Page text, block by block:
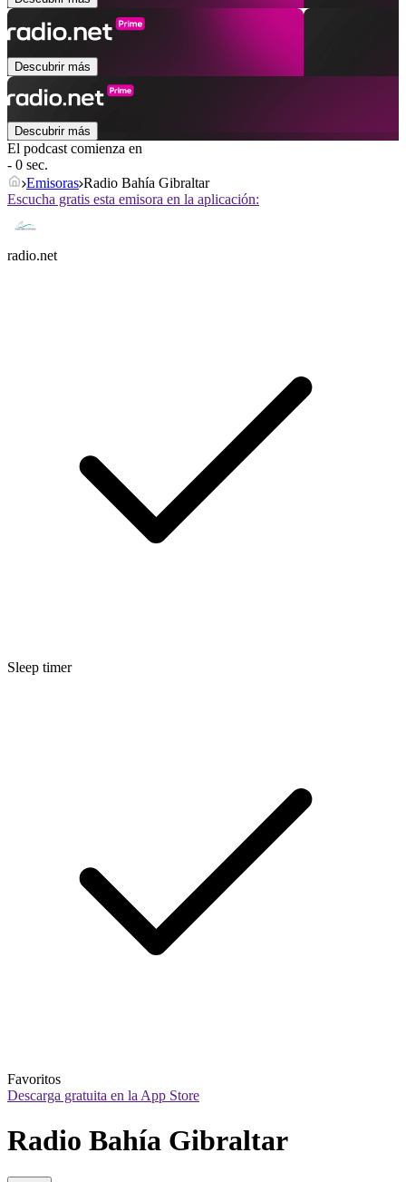
Descubrir más
Descubrir más
El podcast comienza en
- 0 sec.
Emisoras Radio Bahía Gibraltar
Escucha gratis esta emisora en la aplicación:
radio.net
Sleep timer
Favoritos
Descarga gratuita en la App Store
Radio Bahía Gibraltar